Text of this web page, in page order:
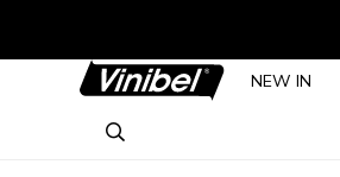
NEW IN